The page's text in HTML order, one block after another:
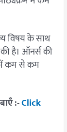
विषय के साथ
की है। ऑनर्स की
कम से कम
:-Click